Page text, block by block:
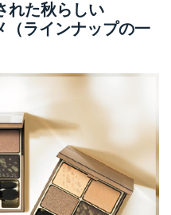
れた秋らしい
（ラインナップの一